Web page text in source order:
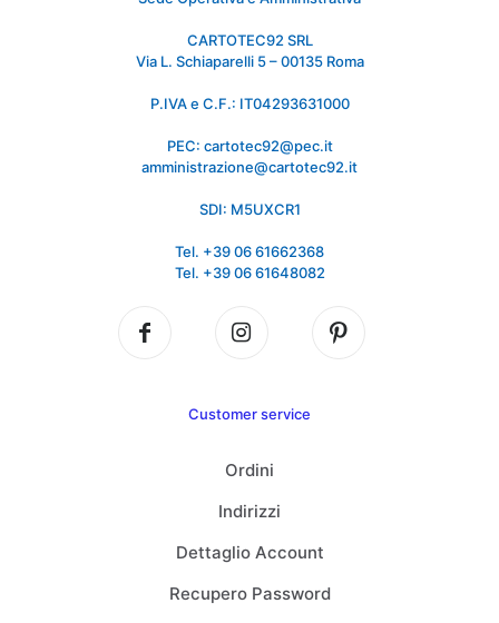
CARTOTEC92 SRL
Via L. Schiaparelli 5 – 00135 Roma
P.IVA e C.F.: IT04293631000
PEC: cartotec92@pec.it
amministrazione@cartotec92.it
SDI: M5UXCR1
Tel. +39 06 61662368
Tel. +39 06 61648082
Customer service
Ordini
Indirizzi
Dettaglio Account
Recupero Password